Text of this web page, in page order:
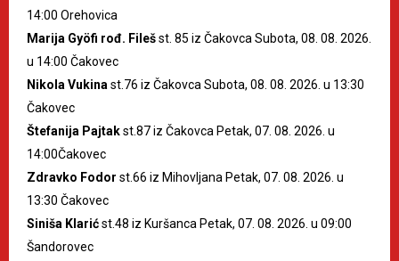
14:00 Orehovica
Marija Gyöfi rođ. Filešst. 85 iz Čakovca Subota, 08. 08. 2026.
u 14:00 Čakovec
Nikola Vukina st.76 iz Čakovca Subota, 08. 08. 2026. u 13:30
Čakovec
Štefanija Pajtakst.87 iz Čakovca Petak, 07. 08. 2026. u
14:00Čakovec
Zdravko Fodor st.66 iz Mihovljana Petak, 07. 08. 2026. u
13:30 Čakovec
Siniša Klarićst.48 iz Kuršanca Petak, 07. 08. 2026. u 09:00
Šandorovec